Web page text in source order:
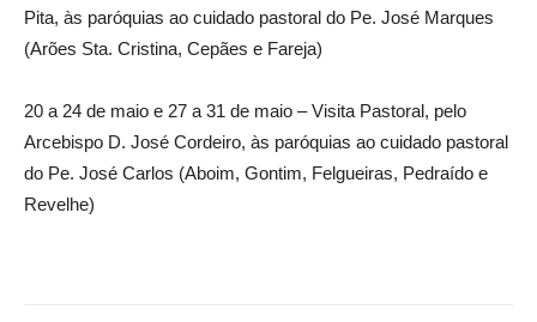
Pita, às paróquias ao cuidado pastoral do Pe. José Marques
(Arões Sta. Cristina, Cepães e Fareja)
20 a 24 de maio e 27 a 31 de maio – Visita Pastoral, pelo
Arcebispo D. José Cordeiro, às paróquias ao cuidado pastoral
do Pe. José Carlos (Aboim, Gontim, Felgueiras, Pedraído e
Revelhe)